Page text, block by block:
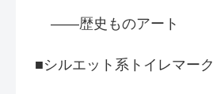
――歴史ものアート
■シルエット系トイレマーク